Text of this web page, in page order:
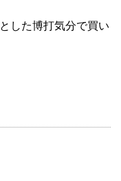
した博打気分で買い